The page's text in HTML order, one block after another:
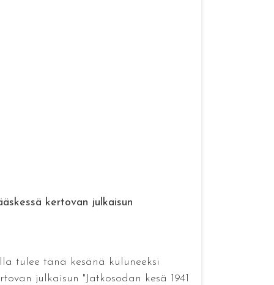
kertovan julkaisun
tulee tänä kesänä kuluneeksi
julkaisun "Jatkosodan kesä 1941